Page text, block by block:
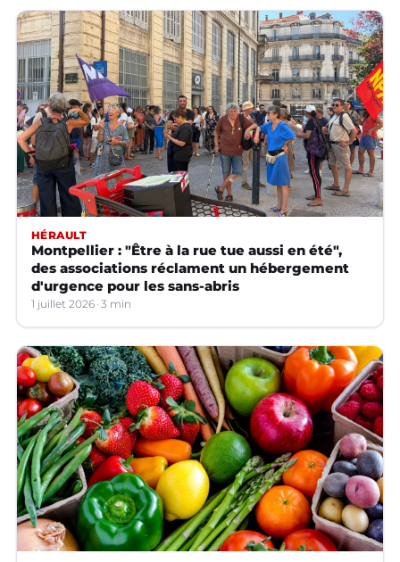
HÉRAULT
Montpellier : "Être à la rue tue aussi en été",
des associations réclament un hébergement
d'urgence pour les sans-abris
1 juillet 2026 3 min